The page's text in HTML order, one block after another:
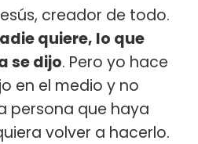
creador de todo.
quiere, lo que
se dijo. Pero yo hace
en el medio y no
persona que haya
volver a hacerlo.